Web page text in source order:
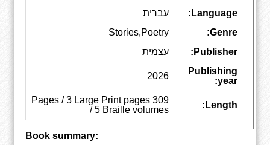
Language:
עברית
Genre:
Stories,Poetry
Publisher:
עצמית
Publishing
year:
2026
Length:
309 Pages / 3 Large Print pages
/ 5 Braille volumes
Book summary: